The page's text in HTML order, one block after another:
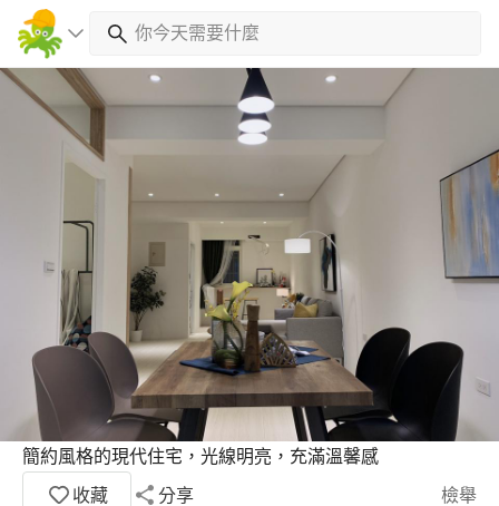
簡約風格的現代住宅，光線明亮，充滿溫馨感
收藏
分享 檢舉